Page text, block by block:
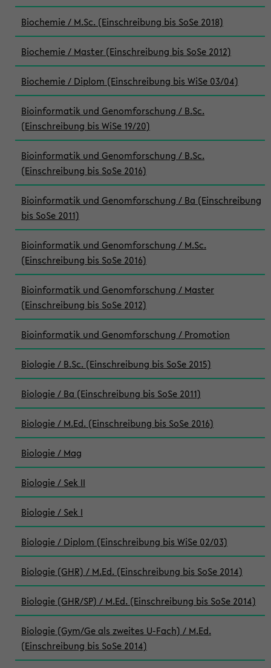
Biochemie / M.Sc. (Einschreibung bis SoSe 2018)
Biochemie / Master (Einschreibung bis SoSe 2012)
Biochemie / Diplom (Einschreibung bis WiSe 03/04)
Bioinformatik und Genomforschung / B.Sc.
(Einschreibung bis WiSe 19/20)
Bioinformatik und Genomforschung / B.Sc.
(Einschreibung bis SoSe 2016)
Bioinformatik und Genomforschung / Ba (Einschreibung
bis SoSe 2011)
Bioinformatik und Genomforschung / M.Sc.
(Einschreibung bis SoSe 2016)
Bioinformatik und Genomforschung / Master
(Einschreibung bis SoSe 2012)
Bioinformatik und Genomforschung / Promotion
Biologie / B.Sc. (Einschreibung bis SoSe 2015)
Biologie / Ba (Einschreibung bis SoSe 2011)
Biologie / M.Ed. (Einschreibung bis SoSe 2016)
Biologie / Mag
Biologie / Sek II
Biologie / Sek I
Biologie / Diplom (Einschreibung bis WiSe 02/03)
Biologie (GHR) / M.Ed. (Einschreibung bis SoSe 2014)
Biologie (GHR/SP) / M.Ed. (Einschreibung bis SoSe 2014)
Biologie (Gym/Ge als zweites U-Fach) / M.Ed.
(Einschreibung bis SoSe 2014)